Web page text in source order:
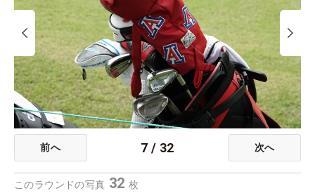
前へ 7 / 32 次へ
このラウンドの写真 32枚